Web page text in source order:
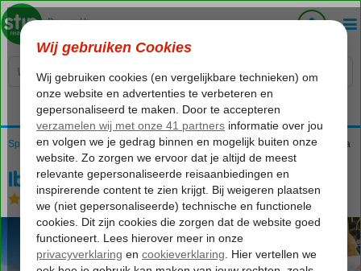
Voelt als thuiskomen...
Spanje Balearen Mallorca Playa de Muro Iberostar Selection Albufera Playa
Iberostar Selection Albufera Playa
All Inclusive Hotel